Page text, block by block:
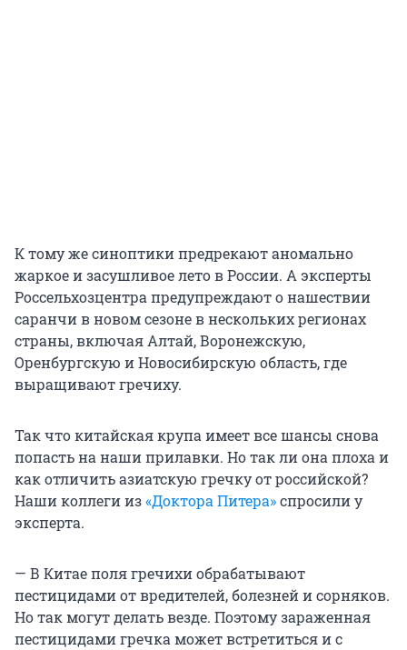
К тому же синоптики предрекают аномально
жаркое и засушливое лето в России. А эксперты
Россельхозцентра предупреждают о нашествии
саранчи в новом сезоне в нескольких регионах
страны, включая Алтай, Воронежскую,
Оренбургскую и Новосибирскую область, где
выращивают гречиху.
Так что китайская крупа имеет все шансы снова
попасть на наши прилавки. Но так ли она плоха и
как отличить азиатскую гречку от российской?
Наши коллеги из«Доктора Питера»спросили у
эксперта.
— В Китае поля гречихи обрабатывают
пестицидами от вредителей, болезней и сорняков.
Но так могут делать везде. Поэтому зараженная
пестицидами гречка может встретиться и с